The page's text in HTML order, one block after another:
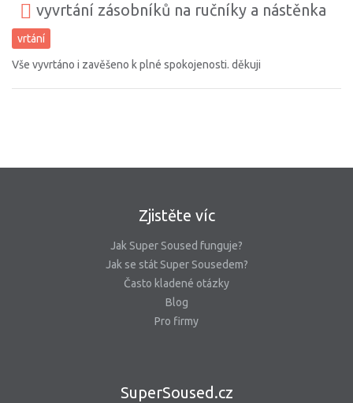
vyvrtání zásobníků na ručníky a nástěnka
vrtání
Vše vyvrtáno i zavěšeno k plné spokojenosti. děkuji
Zjistěte víc
Jak Super Soused funguje?
Jak se stát Super Sousedem?
Často kladené otázky
Blog
Pro firmy
SuperSoused.cz